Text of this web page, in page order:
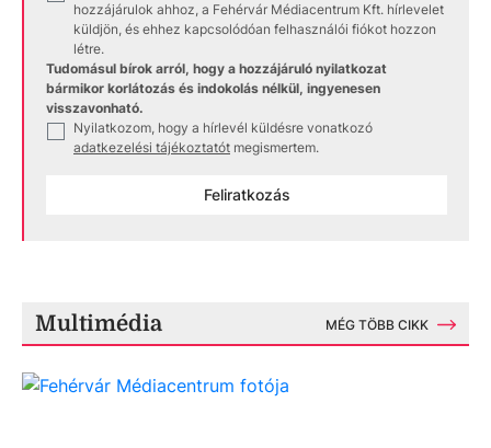
hozzájárulok ahhoz, a Fehérvár Médiacentrum Kft. hírlevelet
küldjön, és ehhez kapcsolódóan felhasználói fiókot hozzon
létre.
Tudomásul bírok arról, hogy a hozzájáruló nyilatkozat
bármikor korlátozás és indokolás nélkül, ingyenesen
visszavonható.
Nyilatkozom, hogy a hírlevél küldésre vonatkozó
adatkezelési tájékoztatót megismertem.
Feliratkozás
Multimédia MÉG TÖBB CIKK